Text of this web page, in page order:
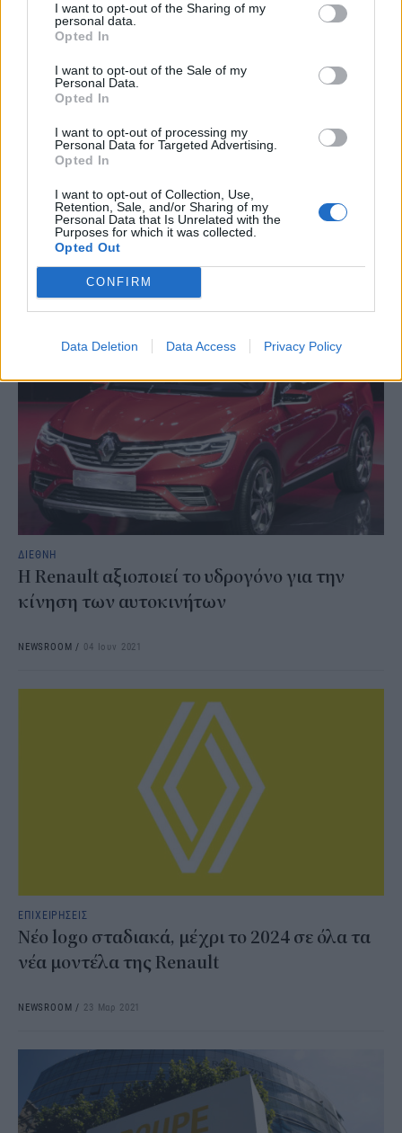
I want to opt-out of the Sharing of my
personal data.
Opted In
I want to opt-out of the Sale of my
Personal Data.
Opted In
I want to opt-out of processing my
Personal Data for Targeted Advertising.
Opted In
I want to opt-out of Collection, Use,
Retention, Sale, and/or Sharing of my
Personal Data that Is Unrelated with the
Purposes for which it was collected.
Opted Out
CONFIRM
Data Deletion Data Access Privacy Policy
ΔΙΕΘΝΗ
Renault: Οι ελλείψεις τσιπ θα προκαλέσουν
διπλάσια μείωση της παραγωγής
22 Οκτ 2021
ΔΙΕΘΝΗ
Η Renault αξιοποιεί το υδρογόνο για την
κίνηση των αυτοκινήτων
NEWSROOM / 04 Ιουν 2021
ΕΠΙΧΕΙΡΗΣΕΙΣ
Νέο logo σταδιακά, μέχρι το 2024 σε όλα τα
νέα μοντέλα της Renault
NEWSROOM / 23 Μαρ 2021